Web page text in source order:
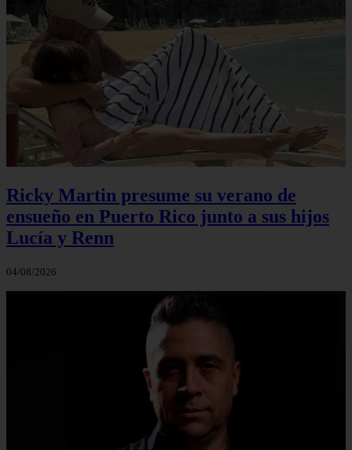
Ricky Martin presume su verano de
ensueño en Puerto Rico junto a sus hijos
Lucía y Renn
04/08/2026